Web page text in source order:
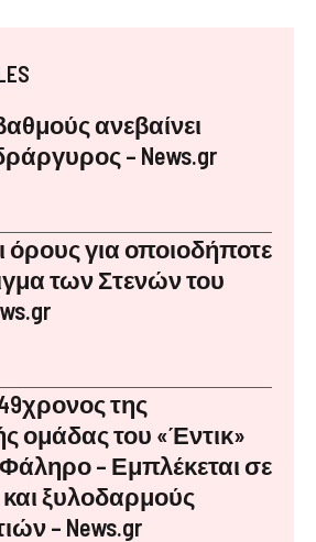
ανεβαίνει
– News.gr
όρους για οποιοδήποτε
των Στενών του
της
ομάδας του «Έντικ»
– Εμπλέκεται σε
ξυλοδαρμούς
– News.gr